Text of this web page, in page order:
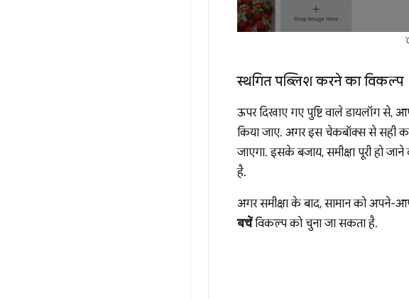
स्थगित पब्लिश करने का विकल्प
ऊपर दिखाए गए पुष्टि वाले डायलॉग से,
किया जाए. अगर इस चेकबॉक्स से सही का
जाएगा. इसके बजाय, समीक्षा पूरी हो
है.
अगर समीक्षा के बाद, सामान को अपने-
बचेंविकल्प को चुना जा सकता है.